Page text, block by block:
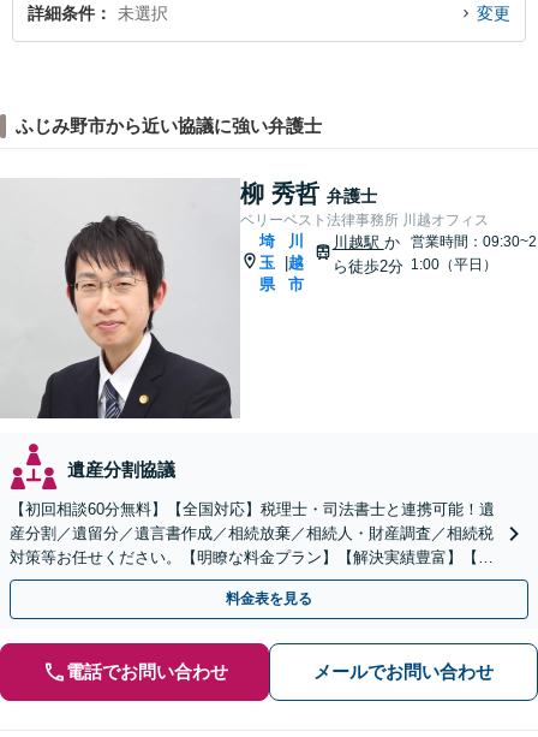
詳細条件 未選択 変更
ふじみ野市から近い協議に強い弁護士
柳 秀哲 弁護士
ベリーベスト法律事務所 川越オフィス
埼
玉
県
川
越
市
川越駅 か
ら徒歩2分
営業時間：09:30~2
1:00（平日）
遺産分割協議
【初回相談60分無料】【全国対応】税理士・司法書士と連携可能！遺
産分割／遺留分／遺言書作成／相続放棄／相続人・財産調査／相続税
対策等お任せください。【明瞭な料金プラン】【解決実績豊富】【電
話相談可】
料金表を見る
電話でお問い合わせ メールでお問い合わせ